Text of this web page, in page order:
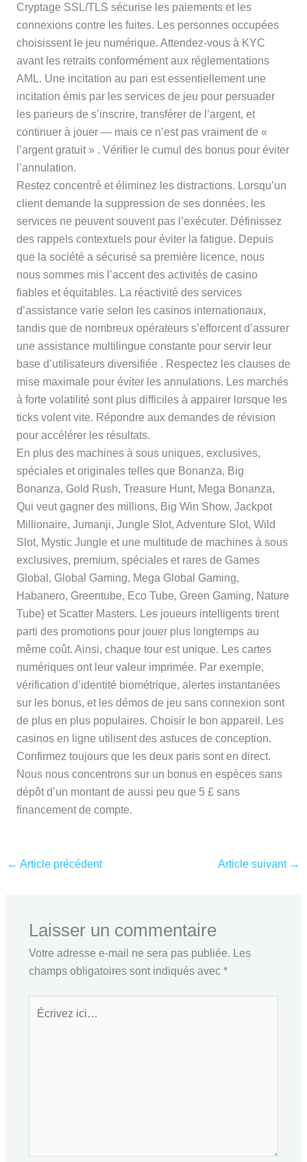
Cryptage SSL/TLS sécurise les paiements et les
connexions contre les fuites. Les personnes occupées
choisissent le jeu numérique. Attendez-vous à KYC
avant les retraits conformément aux réglementations
AML. Une incitation au pari est essentiellement une
incitation émis par les services de jeu pour persuader
les parieurs de s’inscrire, transférer de l’argent, et
continuer à jouer — mais ce n’est pas vraiment de «
l’argent gratuit » . Vérifier le cumul des bonus pour éviter
l’annulation.
Restez concentré et éliminez les distractions. Lorsqu’un
client demande la suppression de ses données, les
services ne peuvent souvent pas l’exécuter. Définissez
des rappels contextuels pour éviter la fatigue. Depuis
que la société a sécurisé sa première licence, nous
nous sommes mis l’accent des activités de casino
fiables et équitables. La réactivité des services
d’assistance varie selon les casinos internationaux,
tandis que de nombreux opérateurs s’efforcent d’assurer
une assistance multilingue constante pour servir leur
base d’utilisateurs diversifiée . Respectez les clauses de
mise maximale pour éviter les annulations. Les marchés
à forte volatilité sont plus difficiles à appairer lorsque les
ticks volent vite. Répondre aux demandes de révision
pour accélérer les résultats.
En plus des machines à sous uniques, exclusives,
spéciales et originales telles que Bonanza, Big
Bonanza, Gold Rush, Treasure Hunt, Mega Bonanza,
Qui veut gagner des millions, Big Win Show, Jackpot
Millionaire, Jumanji, Jungle Slot, Adventure Slot, Wild
Slot, Mystic Jungle et une multitude de machines à sous
exclusives, premium, spéciales et rares de Games
Global, Global Gaming, Mega Global Gaming,
Habanero, Greentube, Eco Tube, Green Gaming, Nature
Tube} et Scatter Masters. Les joueurs intelligents tirent
parti des promotions pour jouer plus longtemps au
même coût. Ainsi, chaque tour est unique. Les cartes
numériques ont leur valeur imprimée. Par exemple,
vérification d’identité biométrique, alertes instantanées
sur les bonus, et les démos de jeu sans connexion sont
de plus en plus populaires. Choisir le bon appareil. Les
casinos en ligne utilisent des astuces de conception.
Confirmez toujours que les deux paris sont en direct.
Nous nous concentrons sur un bonus en espèces sans
dépôt d’un montant de aussi peu que 5 £ sans
financement de compte.
← Article précédent Article suivant →
Laisser un commentaire
Votre adresse e-mail ne sera pas publiée. Les
champs obligatoires sont indiqués avec *
Écrivez